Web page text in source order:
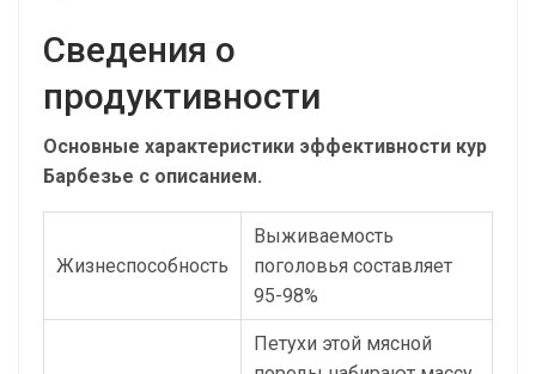
Сведения о
продуктивности
Основные характеристики эффективности кур
Барбезье с описанием.
Жизнеспособность
Выживаемость
поголовья составляет
95-98%
Петухи этой мясной